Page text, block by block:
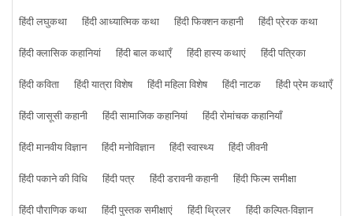
हिंदी लघुकथा हिंदी आध्यात्मिक कथा हिंदी फिक्शन कहानी
हिंदी प्रेरक कथा
हिंदी क्लासिक कहानियां
हिंदी बाल कथाएँ हिंदी हास्य कथाएं
हिंदी पत्रिका
हिंदी कविता
हिंदी यात्रा विशेष हिंदी महिला विशेष हिंदी नाटक
हिंदी प्रेम कथाएँ
हिंदी जासूसी कहानी
हिंदी सामाजिक कहानियां
हिंदी रोमांचक कहानियाँ
हिंदी मानवीय विज्ञान
हिंदी मनोविज्ञान हिंदी स्वास्थ्य
हिंदी जीवनी
हिंदी पकाने की विधि
हिंदी पत्र हिंदी डरावनी कहानी
हिंदी फिल्म समीक्षा
हिंदी पौराणिक कथा
हिंदी पुस्तक समीक्षाएं हिंदी थ्रिलर हिंदी कल्पित-विज्ञान